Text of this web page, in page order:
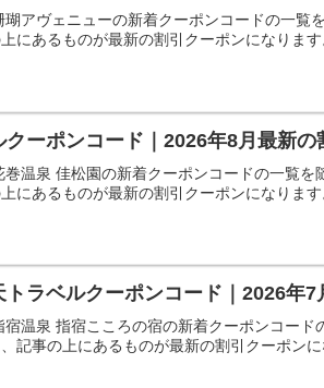
アヴェニューの新着クーポンコードの一覧
にあるものが最新の割引クーポンになりま
ーポンコード｜2026年8月最新の
温泉 佳松園の新着クーポンコードの一覧を
にあるものが最新の割引クーポンになりま
ラベルクーポンコード｜2026年
温泉 指宿こころの宿の新着クーポンコード
記事の上にあるものが最新の割引クーポン